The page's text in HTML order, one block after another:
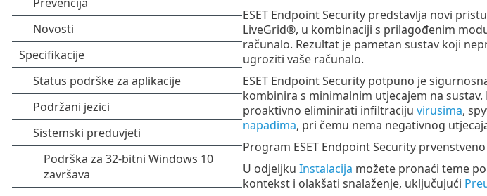
ESET Endpoint Security predstavlja novi
LiveGrid®, u kombinaciji s prilagođenim
računalo. Rezultat je pametan sustav koji
ugroziti vaše računalo.
ESET Endpoint Security potpuno je
kombinira s minimalnim utjecajem na
proaktivno eliminirati infiltraciju virusima,
napadima, pri čemu nema negativnog
Program ESET Endpoint Security
U odjeljku Instalacija možete pronaći teme
kontekst i olakšati snalaženje, uključujući